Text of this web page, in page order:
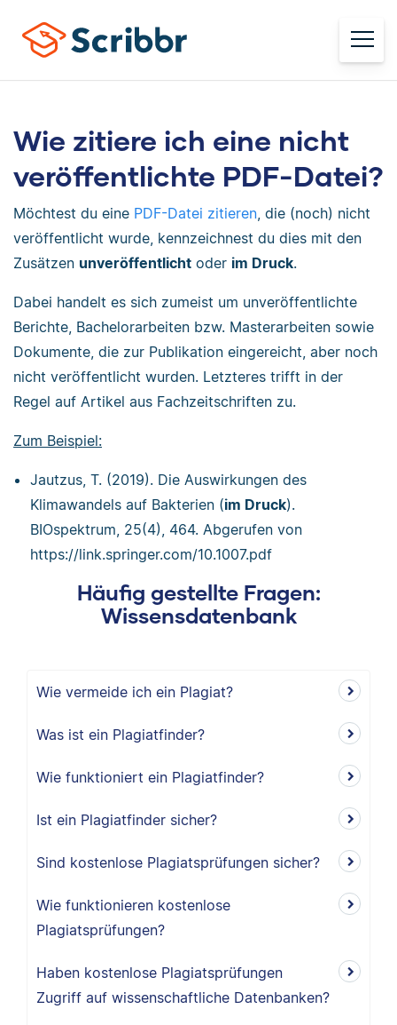
Wie zitiere ich eine nicht
veröffentlichte PDF-Datei?
Möchtest du eine PDF-Datei zitieren, die (noch) nicht
veröffentlicht wurde, kennzeichnest du dies mit den
Zusätzen unveröffentlicht oder im Druck.
Dabei handelt es sich zumeist um unveröffentlichte
Berichte, Bachelorarbeiten bzw. Masterarbeiten sowie
Dokumente, die zur Publikation eingereicht, aber noch
nicht veröffentlicht wurden. Letzteres trifft in der
Regel auf Artikel aus Fachzeitschriften zu.
Zum Beispiel:
Jautzus, T. (2019). Die Auswirkungen des
Klimawandels auf Bakterien (im Druck).
BIOspektrum, 25(4), 464. Abgerufen von
https://link.springer.com/10.1007.pdf
Häufig gestellte Fragen:
Wissensdatenbank
Wie vermeide ich ein Plagiat?
Was ist ein Plagiatfinder?
Wie funktioniert ein Plagiatfinder?
Ist ein Plagiatfinder sicher?
Sind kostenlose Plagiatsprüfungen sicher?
Wie funktionieren kostenlose
Plagiatsprüfungen?
Haben kostenlose Plagiatsprüfungen
Zugriff auf wissenschaftliche Datenbanken?